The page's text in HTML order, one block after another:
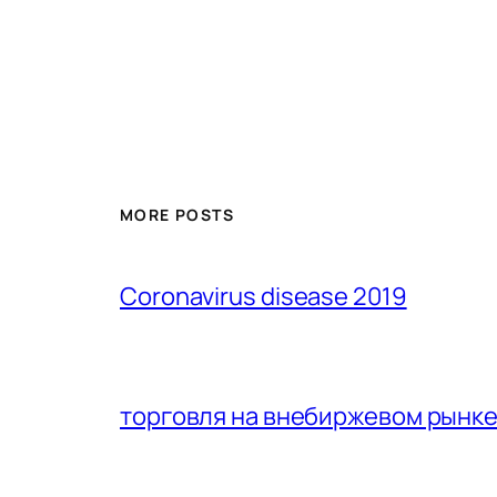
MORE POSTS
Coronavirus disease 2019
торговля на внебиржевом